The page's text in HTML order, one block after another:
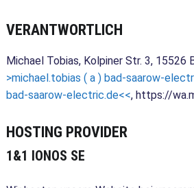
VERANTWORTLICH
Michael Tobias, Kolpiner Str. 3, 15526
>michael.tobias ( a ) bad-saarow-
bad-saarow-electric.de<<, https://
HOSTING PROVIDER
1&1 IONOS SE